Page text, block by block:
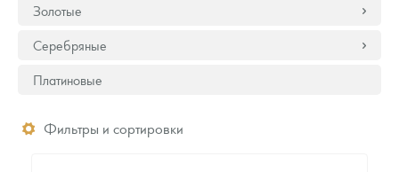
Золотые
Серебряные
Платиновые
Фильтры и сортировки